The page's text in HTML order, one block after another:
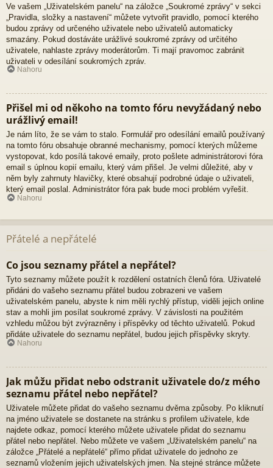
Ve vašem „Uživatelském panelu“ na záložce „Soukromé zprávy“ v sekci
„Pravidla, složky a nastavení“ můžete vytvořit pravidlo, pomocí kterého
budou zprávy od určeného uživatele nebo uživatelů automaticky
smazány. Pokud dostáváte urážlivé soukromé zprávy od určitého
uživatele, nahlaste zprávy moderátorům. Ti mají pravomoc zabránit
uživateli v odesílání soukromých zpráv.
Nahoru
Přišel mi od někoho na tomto fóru nevyžádaný nebo
urážlivý email!
Je nám líto, že se vám to stalo. Formulář pro odesílání emailů používaný
na tomto fóru obsahuje obranné mechanismy, pomocí kterých můžeme
vystopovat, kdo posílá takové emaily, proto pošlete administrátorovi fóra
email s úplnou kopií emailu, který vám přišel. Je velmi důležité, aby v
něm byly zahrnuty hlavičky, které obsahují podrobné údaje o uživateli,
který email poslal. Administrátor fóra pak bude moci problém vyřešit.
Nahoru
Přátelé a nepřátelé
Co jsou seznamy přátel a nepřátel?
Tyto seznamy můžete použít k rozdělení ostatních členů fóra. Uživatelé
přidáni do vašeho seznamu přátel budou zobrazeni ve vašem
uživatelském panelu, abyste k nim měli rychlý přístup, viděli jejich online
stav a mohli jim posílat soukromé zprávy. V závislosti na použitém
vzhledu můžou být zvýrazněny i příspěvky od těchto uživatelů. Pokud
přidáte uživatele do seznamu nepřátel, budou jejich příspěvky skryty.
Nahoru
Jak můžu přidat nebo odstranit uživatele do/z mého
seznamu přátel nebo nepřátel?
Uživatele můžete přidat do vašeho seznamu dvěma způsoby. Po kliknutí
na jméno uživatele se dostanete na stránku s profilem uživatele, kde
najdete odkaz, pomocí kterého můžete uživatele přidat do seznamu
přátel nebo nepřátel. Nebo můžete ve vašem „Uživatelském panelu“ na
záložce „Přátelé a nepřátelé“ přímo přidat uživatele do jednoho ze
seznamů vložením jejich uživatelských jmen. Na stejné stránce můžete